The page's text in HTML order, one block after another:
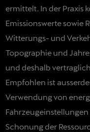
ermittelt. In der Praxis
Emissionswerte sowie
Witterungs- und
Topographie und
und deshalb
Empfohlen ist
Verwendung von
Schonung der